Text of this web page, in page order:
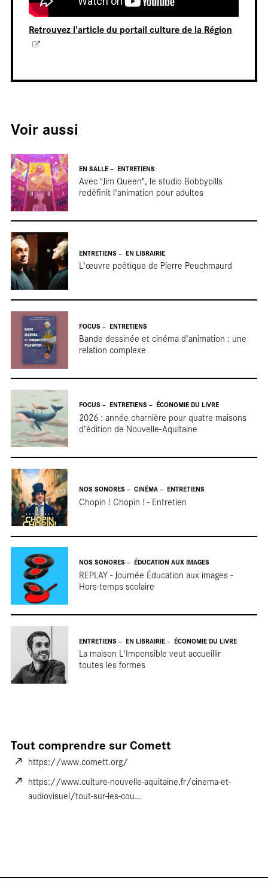
Retrouvez l'article du portail culture de la Région
Voir aussi
EN SALLE ENTRETIENS
Avec "Jim Queen", le studio Bobbypills
redéfinit l'animation pour adultes
ENTRETIENS EN LIBRAIRIE
L'œuvre poétique de Pierre Peuchmaurd
FOCUS ENTRETIENS
Bande dessinée et cinéma d’animation : une
relation complexe
FOCUS ENTRETIENS ÉCONOMIE DU LIVRE
2026 : année charnière pour quatre maisons
d’édition de Nouvelle-Aquitaine
NOS SONORES CINÉMA ENTRETIENS
Chopin ! Chopin ! - Entretien
NOS SONORES ÉDUCATION AUX IMAGES
REPLAY - Journée Éducation aux images -
Hors-temps scolaire
ENTRETIENS EN LIBRAIRIE ÉCONOMIE DU LIVRE
La maison L'Impensible veut accueillir
toutes les formes
Tout comprendre sur Comett
https://www.comett.org/
https://www.culture-nouvelle-aquitaine.fr/cinema-et-
audiovisuel/tout-sur-les-cou…